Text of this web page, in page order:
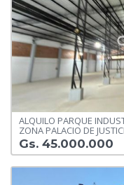
ALQUILO PARQUE
ZONA PALACIO DE
Gs. 45.000.000